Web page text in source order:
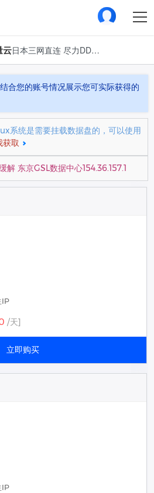
云 日本三网直连 尽力DDOS缓解 东京GSL数据中心154.36.157.1
合您的账号情况展示您可实际获得的
系统是需要挂载数据盘的，可以使用
获取
解 东京GSL数据中心154.36.157.1
IP
/天]
立即购买
IP